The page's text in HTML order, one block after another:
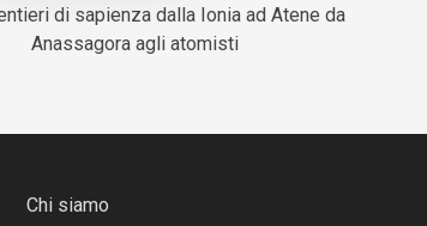
di sapienza dalla Ionia ad Atene da
Anassagora agli atomisti
Chi siamo